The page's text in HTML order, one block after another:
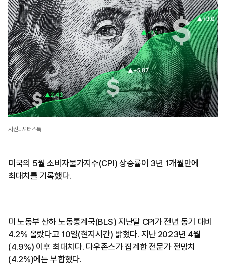
사진=셔터스톡
미국의 5월 소비자물가지수(CPI) 상승률이 3년 1개월만에
최대치를 기록했다.
미 노동부 산하 노동통계국(BLS) 지난달 CPI가 전년 동기 대비
4.2% 올랐다고 10일(현지시간) 밝혔다. 지난 2023년 4월
(4.9%) 이후 최대치다. 다우존스가 집계한 전문가 전망치
(4.2%)에는 부합했다.